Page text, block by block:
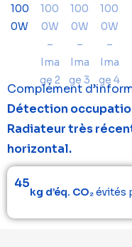
Complément
Détection
Radiateur très
horizontal.
45
kg d’éq. CO₂évités